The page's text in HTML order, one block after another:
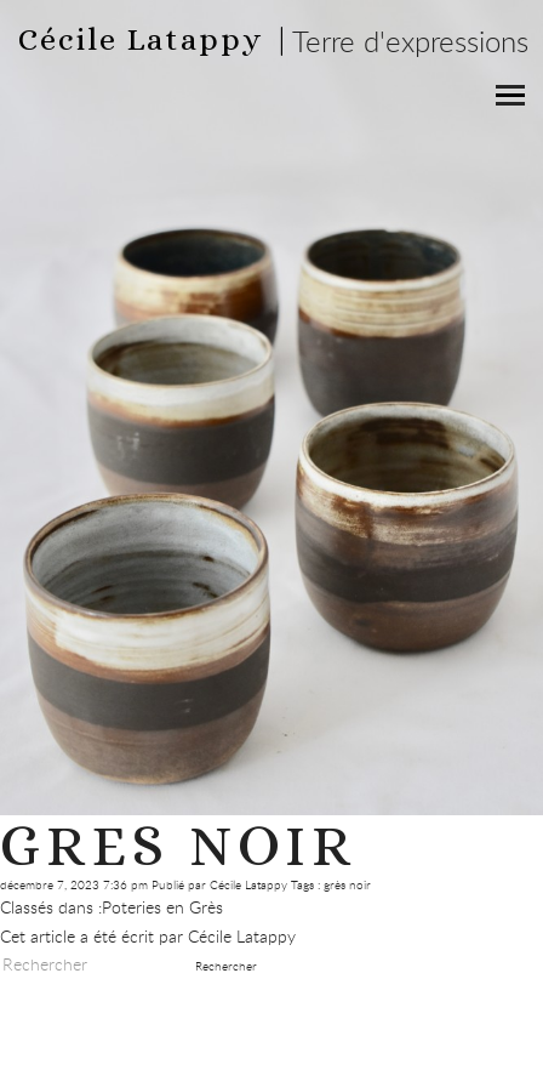
Cécile Latappy | Terre d'expressions
GRES NOIR
décembre 7, 2023 7:36 pm Publié par Cécile Latappy Tags : grès noir
Classés dans :Poteries en Grès
Cet article a été écrit par Cécile Latappy
Rechercher